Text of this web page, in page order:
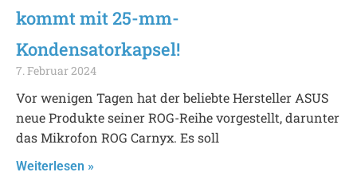
kommt mit 25-mm-
Kondensatorkapsel!
7. Februar 2024
Vor wenigen Tagen hat der beliebte Hersteller ASUS
neue Produkte seiner ROG-Reihe vorgestellt, darunter
das Mikrofon ROG Carnyx. Es soll
Weiterlesen »